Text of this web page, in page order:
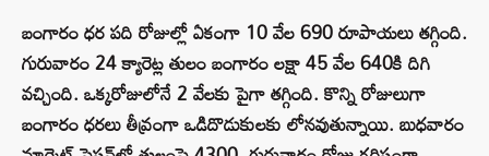
బంగారం ధర పది రోజుల్లో ఏకంగా 10 వేల 690 రూపాయలు తగ్గింది.
గురువారం 24 క్యారెట్ల తులం బంగారం లక్షా 45 వేల 640కి దిగి
వచ్చింది. ఒక్కరోజులోనే 2 వేలకు పైగా తగ్గింది. కొన్ని రోజులుగా
బంగారం ధరలు తీవ్రంగా ఒడిదొడుకులకు లోనవుతున్నాయి. బుధవారం